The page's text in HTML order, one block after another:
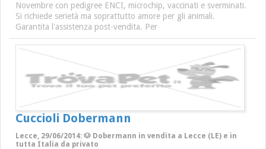
Novembre con pedigree ENCI, microchip, vaccinati e sverminati.
Si richiede serietà ma soprattutto amore per gli animali.
Garantita l'assistenza post-vendita. Per
Cuccioli Dobermann
Lecce, 29/06/2014: 🐶 Dobermann in vendita a Lecce (LE) e in
tutta Italia da privato